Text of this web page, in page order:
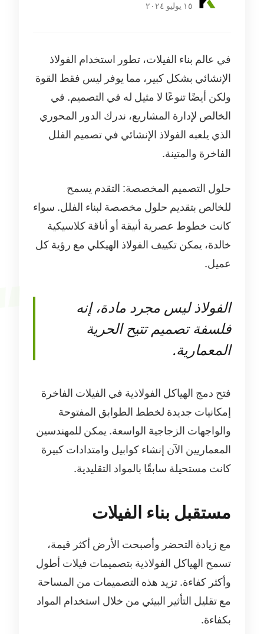
١٥ يوليو ٢٠٢٤
في عالم بناء الفيلات، تطور استخدام الفولاذ
الإنشائي بشكل كبير، مما يوفر ليس فقط القوة
ولكن أيضًا تنوعًا لا مثيل له في التصميم. في
الخالص لإدارة المشاريع، ندرك الدور المحوري
الذي يلعبه الفولاذ الإنشائي في تصميم الفلل
الفاخرة والمتينة.
حلول التصميم المخصصة: التقدم يسمح
للخالص بتقديم حلول مخصصة لبناء الفلل. سواء
كانت خطوط عصرية أنيقة أو أناقة كلاسيكية
خالدة، يمكن تكييف الفولاذ الهيكلي مع رؤية كل
عميل.
الفولاذ ليس مجرد مادة، إنه
فلسفة تصميم تتيح الحرية
المعمارية.
فتح دمج الهياكل الفولاذية في الفيلات الفاخرة
إمكانيات جديدة لخطط الطوابق المفتوحة
والواجهات الزجاجية الواسعة. يمكن للمهندسين
المعماريين الآن إنشاء كوابيل وامتدادات كبيرة
كانت مستحيلة سابقًا بالمواد التقليدية.
مستقبل بناء الفيلات
مع زيادة التحضر وأصبحت الأرض أكثر قيمة،
تسمح الهياكل الفولاذية بتصميمات فيلات أطول
وأكثر كفاءة. تزيد هذه التصميمات من المساحة
مع تقليل التأثير البيئي من خلال استخدام المواد
بكفاءة.